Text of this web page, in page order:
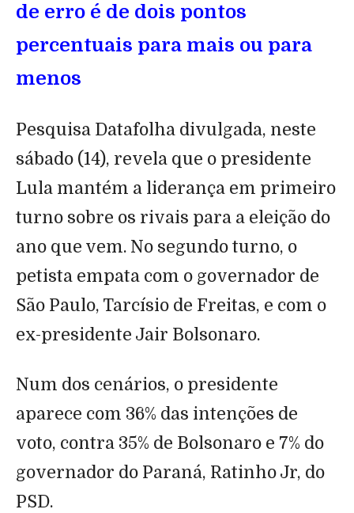
de erro é de dois pontos
percentuais para mais ou para
menos
Pesquisa Datafolha divulgada, neste
sábado (14), revela que o presidente
Lula mantém a liderança em primeiro
turno sobre os rivais para a eleição do
ano que vem. No segundo turno, o
petista empata com o governador de
São Paulo, Tarcísio de Freitas, e com o
ex-presidente Jair Bolsonaro.
Num dos cenários, o presidente
aparece com 36% das intenções de
voto, contra 35% de Bolsonaro e 7% do
governador do Paraná, Ratinho Jr, do
PSD.